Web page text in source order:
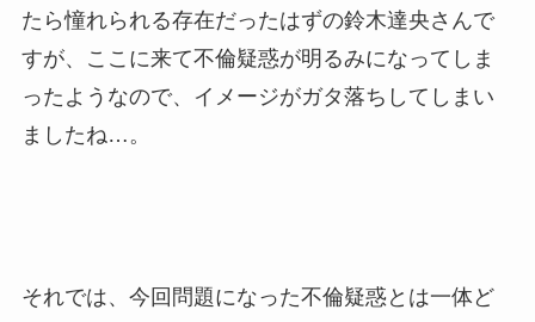
たら憧れられる存在だったはずの鈴木達央さんで
すが、ここに来て不倫疑惑が明るみになってしま
ったようなので、イメージがガタ落ちしてしまい
ましたね…。
それでは、今回問題になった不倫疑惑とは一体ど